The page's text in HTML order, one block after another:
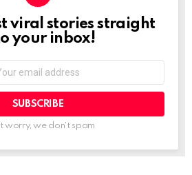
viral stories straight
your inbox!
worry, we don't spam